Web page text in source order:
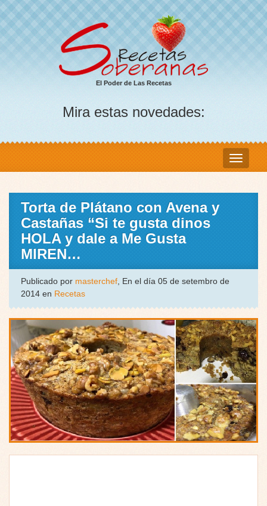
El Poder de Las Recetas
Mira estas novedades:
Torta de Plátano con Avena y
Castañas “Si te gusta dinos
HOLA y dale a Me Gusta
MIREN…
Publicado por masterchef, En el día 05 de setembro de
2014 en Recetas